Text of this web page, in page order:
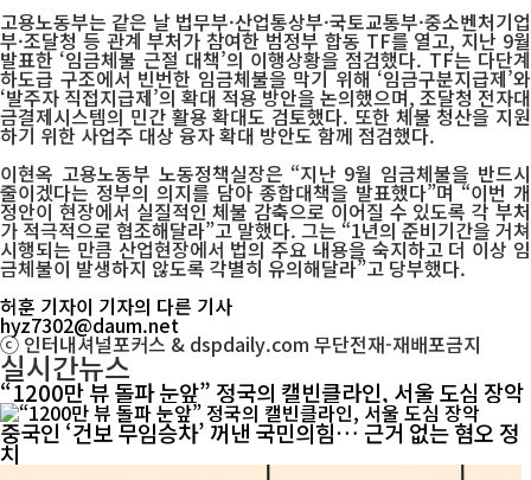
고용노동부는 같은 날 법무부·산업통상부·국토교통부·중소벤처기업
부·조달청 등 관계 부처가 참여한 범정부 합동 TF를 열고, 지난 9월
발표한 ‘임금체불 근절 대책’의 이행상황을 점검했다. TF는 다단계
하도급 구조에서 빈번한 임금체불을 막기 위해 ‘임금구분지급제’와
‘발주자 직접지급제’의 확대 적용 방안을 논의했으며, 조달청 전자대
금결제시스템의 민간 활용 확대도 검토했다. 또한 체불 청산을 지원
하기 위한 사업주 대상 융자 확대 방안도 함께 점검했다.
이현옥 고용노동부 노동정책실장은 “지난 9월 임금체불을 반드시
줄이겠다는 정부의 의지를 담아 종합대책을 발표했다”며 “이번 개
정안이 현장에서 실질적인 체불 감축으로 이어질 수 있도록 각 부처
가 적극적으로 협조해달라”고 말했다. 그는 “1년의 준비기간을 거쳐
시행되는 만큼 산업현장에서 법의 주요 내용을 숙지하고 더 이상 임
금체불이 발생하지 않도록 각별히 유의해달라”고 당부했다.
허훈 기자이 기자의 다른 기사
hyz7302@daum.net
ⓒ 인터내셔널포커스 & dspdaily.com 무단전재-재배포금지
실시간뉴스
“1200만 뷰 돌파 눈앞” 정국의 캘빈클라인, 서울 도심 장악
중국인 ‘건보 무임승차’ 꺼낸 국민의힘… 근거 없는 혐오 정
치